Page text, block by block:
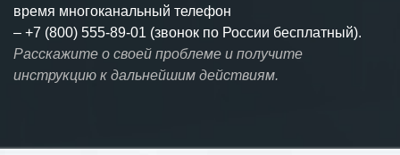
время многоканальный телефон
– +7 (800) 555-89-01 (звонок по России бесплатный).
Расскажите о своей проблеме и получите
инструкцию к дальнейшим действиям.